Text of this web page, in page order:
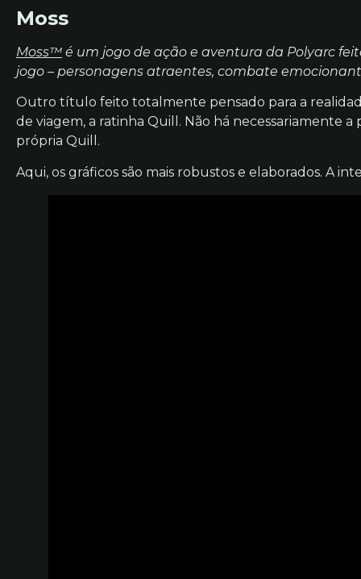
Moss
Moss™ é um jogo de ação e aventura da Polyarc
jogo – personagens atraentes, combate
Outro título feito totalmente pensado para a
de viagem, a ratinha Quill. Não há necessariamente
própria Quill.
Aqui, os gráficos são mais robustos e elaborados. A